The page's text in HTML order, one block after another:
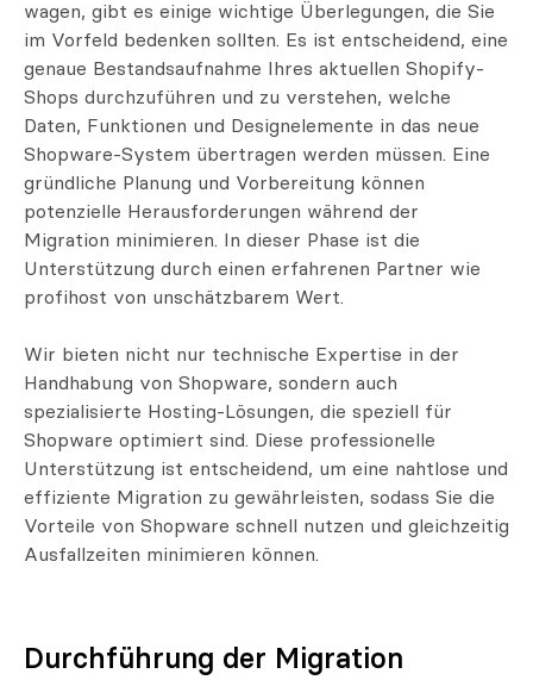
wagen, gibt es einige wichtige Überlegungen, die Sie
im Vorfeld bedenken sollten. Es ist entscheidend, eine
genaue Bestandsaufnahme Ihres aktuellen Shopify-
Shops durchzuführen und zu verstehen, welche
Daten, Funktionen und Designelemente in das neue
Shopware-System übertragen werden müssen. Eine
gründliche Planung und Vorbereitung können
potenzielle Herausforderungen während der
Migration minimieren. In dieser Phase ist die
Unterstützung durch einen erfahrenen Partner wie
profihost von unschätzbarem Wert.
Wir bieten nicht nur technische Expertise in der
Handhabung von Shopware, sondern auch
spezialisierte Hosting-Lösungen, die speziell für
Shopware optimiert sind. Diese professionelle
Unterstützung ist entscheidend, um eine nahtlose und
effiziente Migration zu gewährleisten, sodass Sie die
Vorteile von Shopware schnell nutzen und gleichzeitig
Ausfallzeiten minimieren können.
Durchführung der Migration